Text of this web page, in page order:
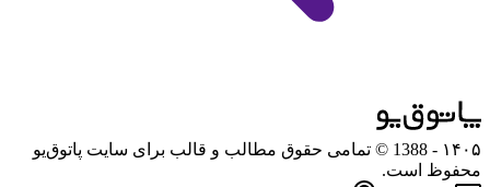
۱۴۰۵
- 1388 © تمامی حقوق مطالب و قالب برای سایت پاتوق‌یو
محفوظ است.